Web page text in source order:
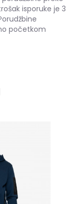
isporuke je 3
početkom